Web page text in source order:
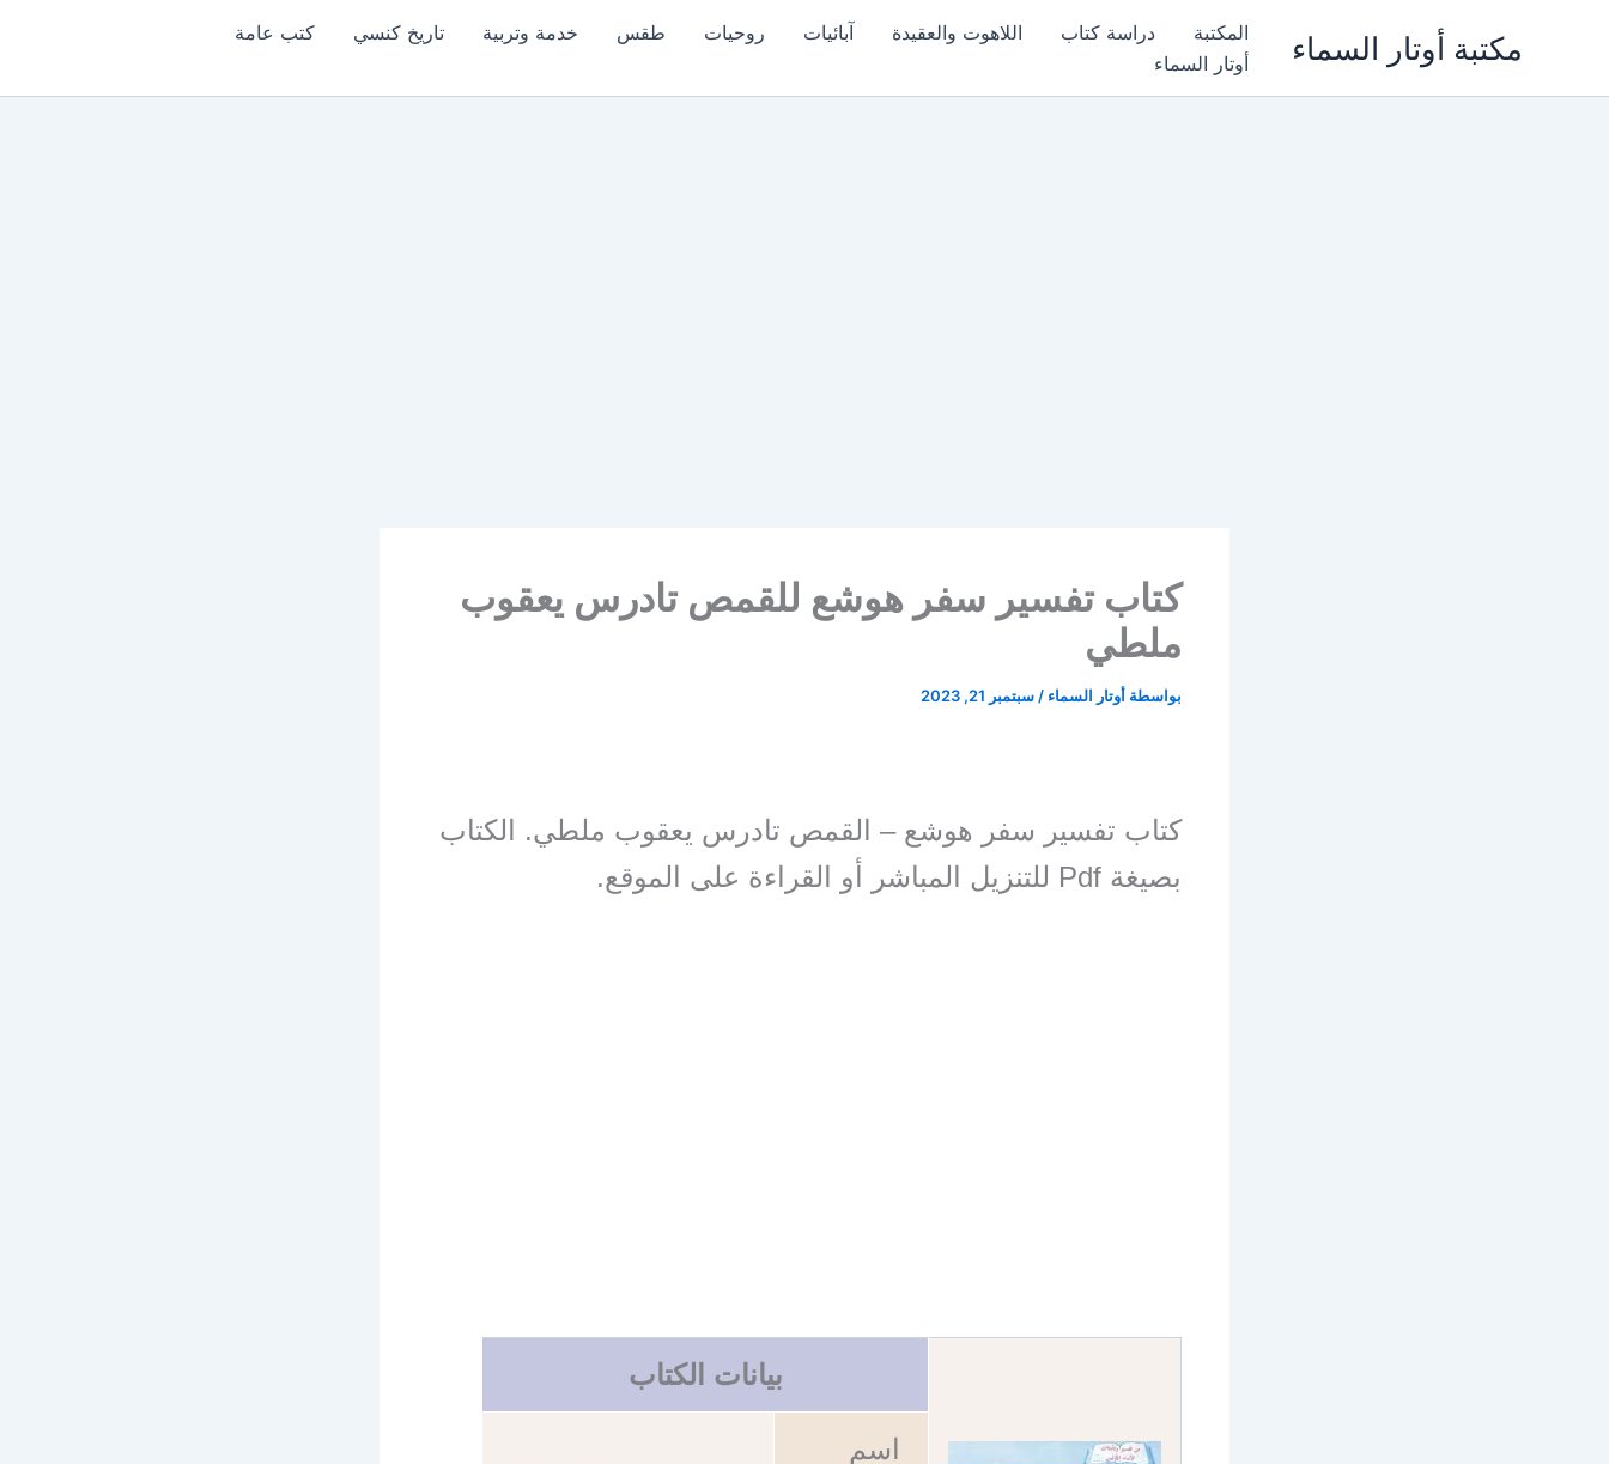
مكتبة أوتار السماء المكتبة دراسة كتاب اللاهوت والعقيدة آبائيات روحيات طقس خدمة وتربية تاريخ كنسي
كتب عامة
أوتار السماء
كتاب تفسير سفر هوشع للقمص تادرس يعقوب
ملطي
بواسطة أوتار السماء / سبتمبر 21, 2023
كتاب تفسير سفر هوشع – القمص تادرس يعقوب ملطي. الكتاب
بصيغة Pdf للتنزيل المباشر أو القراءة على الموقع.
بيانات الكتاب
اسم